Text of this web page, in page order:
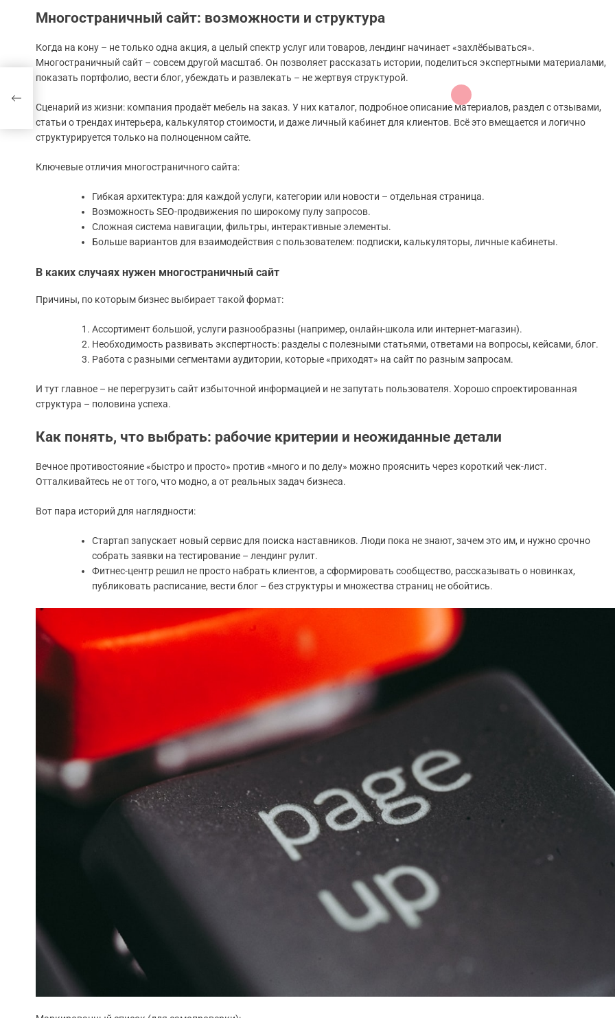
Многостраничный сайт: возможности и структура
Когда на кону – не только одна акция, а целый спектр услуг или товаров, лендинг начинает «захлёбываться».
Многостраничный сайт – совсем другой масштаб. Он позволяет рассказать истории, поделиться экспертными материалами,
показать портфолио, вести блог, убеждать и развлекать – не жертвуя структурой.
Сценарий из жизни: компания продаёт мебель на заказ. У них каталог, подробное описание материалов, раздел с отзывами,
статьи о трендах интерьера, калькулятор стоимости, и даже личный кабинет для клиентов. Всё это вмещается и логично
структурируется только на полноценном сайте.
Ключевые отличия многостраничного сайта:
Гибкая архитектура: для каждой услуги, категории или новости – отдельная страница.
Возможность SEO-продвижения по широкому пулу запросов.
Сложная система навигации, фильтры, интерактивные элементы.
Больше вариантов для взаимодействия с пользователем: подписки, калькуляторы, личные кабинеты.
В каких случаях нужен многостраничный сайт
Причины, по которым бизнес выбирает такой формат:
Ассортимент большой, услуги разнообразны (например, онлайн-школа или интернет-магазин).
Необходимость развивать экспертность: разделы с полезными статьями, ответами на вопросы, кейсами, блог.
Работа с разными сегментами аудитории, которые «приходят» на сайт по разным запросам.
И тут главное – не перегрузить сайт избыточной информацией и не запутать пользователя. Хорошо спроектированная
структура – половина успеха.
Как понять, что выбрать: рабочие критерии и неожиданные детали
Вечное противостояние «быстро и просто» против «много и по делу» можно прояснить через короткий чек-лист.
Отталкивайтесь не от того, что модно, а от реальных задач бизнеса.
Вот пара историй для наглядности:
Стартап запускает новый сервис для поиска наставников. Люди пока не знают, зачем это им, и нужно срочно
собрать заявки на тестирование – лендинг рулит.
Фитнес-центр решил не просто набрать клиентов, а сформировать сообщество, рассказывать о новинках,
публиковать расписание, вести блог – без структуры и множества страниц не обойтись.